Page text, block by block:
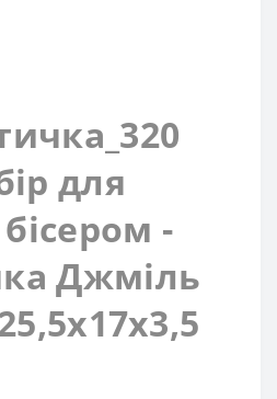
для
-
Джміль